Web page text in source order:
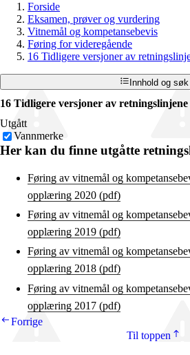
Forside
Eksamen, prøver og vurdering
Vitnemål og kompetansebevis
Føring for videregående
16 Tidligere versjoner av
Innhold og søk
16 Tidligere versjoner av retningslinjene
Utgått
Vannmerke
Her kan du finne utgåtte
Føring av vitnemål og
opplæring 2020 (pdf)
Føring av vitnemål og
opplæring 2019 (pdf)
Føring av vitnemål og
opplæring 2018 (pdf)
Føring av vitnemål og
opplæring 2017 (pdf)
Forrige
Til toppen